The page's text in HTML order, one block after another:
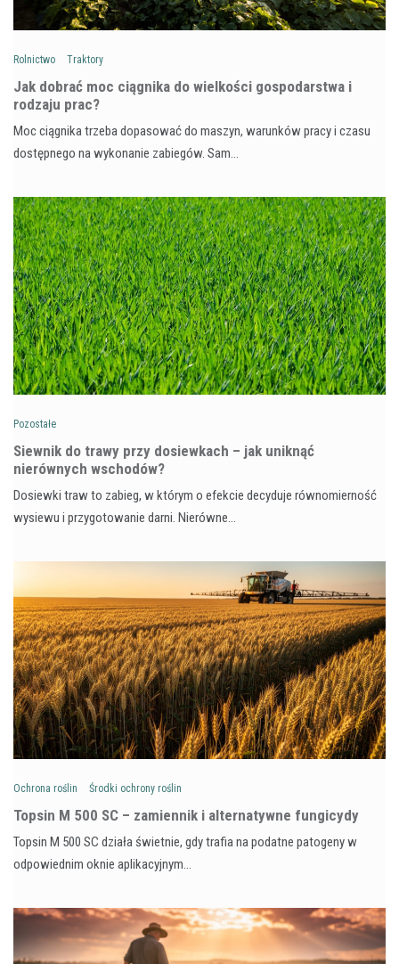
Rolnictwo Traktory
Jak dobrać moc ciągnika do wielkości gospodarstwa i
rodzaju prac?
Moc ciągnika trzeba dopasować do maszyn, warunków pracy i czasu
dostępnego na wykonanie zabiegów. Sam…
Pozostałe
Siewnik do trawy przy dosiewkach – jak uniknąć
nierównych wschodów?
Dosiewki traw to zabieg, w którym o efekcie decyduje równomierność
wysiewu i przygotowanie darni. Nierówne…
Ochrona roślin Środki ochrony roślin
Topsin M 500 SC – zamiennik i alternatywne fungicydy
Topsin M 500 SC działa świetnie, gdy trafia na podatne patogeny w
odpowiednim oknie aplikacyjnym…